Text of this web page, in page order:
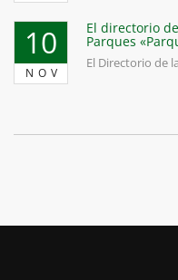
10
NOV
El directorio
Parques
El Directorio de